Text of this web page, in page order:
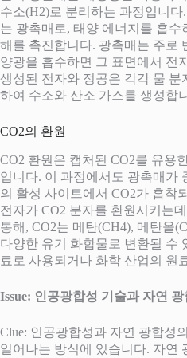
수소(H2)로 분리하는 과정입니
는 광촉매로, 태양 에너지를 흡
해를 촉진합니다. 광촉매는 주로
양광을 흡수하면 그 표면에서 전
생성된 전자와 정공은 각각 물 분
하여 수소와 산소 가스를 생성합
CO2의 환원
CO2 환원은 캡처된 CO2를 유용
입니다. 이 과정에서도 광촉매가
의 활성 사이트에서 CO2가 흡착
전자가 CO2 분자를 환원시키는
통해, CO2는 메탄(CH4), 메탄올
다양한 유기 화합물로 변환될 수
료로 사용되거나 화학 산업의 원
Issue: 인공광합성 기술과 자연
Clue: 인공광합성과 자연 광합성
일어나는 방식에 있습니다. 자연